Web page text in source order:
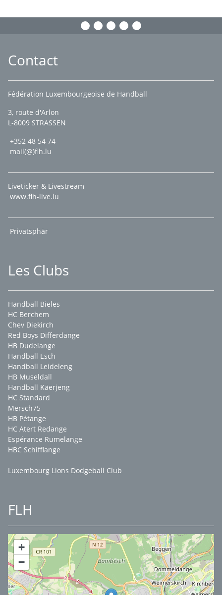
Contact
Fédération Luxembourgeoise de Handball
3, route d'Arlon
L-8009 STRASSEN
+352 48 54 74
mail(@)flh.lu
Liveticker & Livestream
www.flh-live.lu
Privatsphär
Les Clubs
Handball Bieles
HC Berchem
Chev Diekirch
Red Boys Differdange
HB Dudelange
Handball Esch
Handball Leideleng
HB Museldall
Handball Käerjeng
HC Standard
Mersch75
HB Pétange
HC Atert Redange
Espérance Rumelange
HBC Schifflange
Luxembourg Lions Dodgeball Club
FLH
+
−